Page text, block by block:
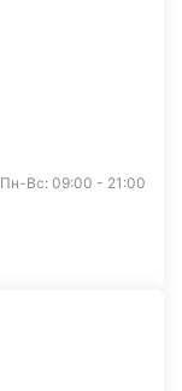
Пн-Вс: 09:00 - 21:00